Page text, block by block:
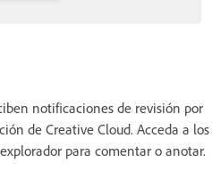
notificaciones de revisión por
de Creative Cloud. Acceda a los
para comentar o anotar.